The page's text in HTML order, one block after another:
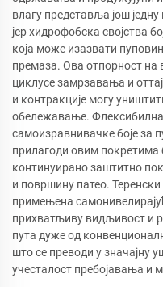
влагу представља још
јер хидрофобска својства
која може изазвати
премаза. Ова отпорност на
циклусе замрзавања и
и контракције могу
обележавање.
самоизравнивачке боје за
прилагоди овим покретима
континуирано заштитно
и површину патео.
примењена
прихватљиву видљивост и
пута дуже од
што се преводи у значајну
учесталост пребојавања и